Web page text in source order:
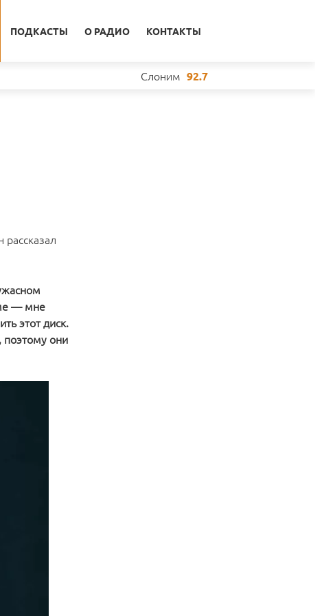
ПОДКАСТЫ О РАДИО КОНТАКТЫ
Слоним 92.7
— мне
этот диск.
поэтому они